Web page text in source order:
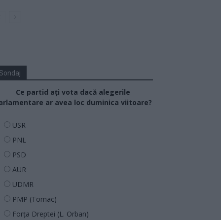
Ce partid ați vota dacă alegerile
ar avea loc duminica viitoare?
USR
PNL
PSD
AUR
UDMR
PMP (Tomac)
Forța Dreptei (L. Orban)